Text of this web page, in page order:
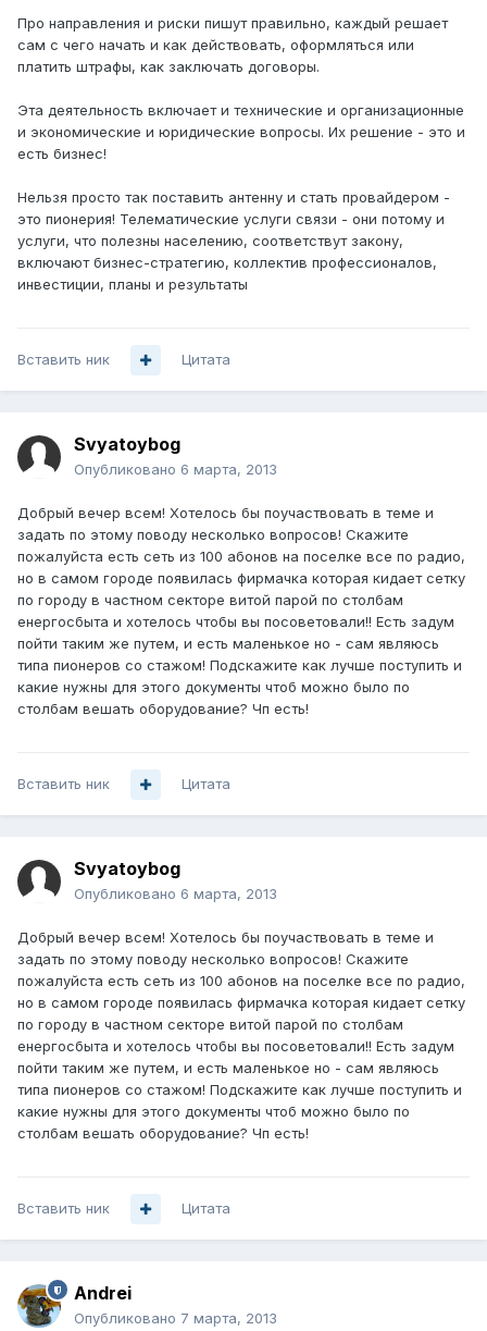
Про направления и риски пишут правильно, каждый решает
сам с чего начать и как действовать, оформляться или
платить штрафы, как заключать договоры.
Эта деятельность включает и технические и организационные
и экономические и юридические вопросы. Их решение - это и
есть бизнес!
Нельзя просто так поставить антенну и стать провайдером -
это пионерия! Телематические услуги связи - они потому и
услуги, что полезны населению, соответствут закону,
включают бизнес-стратегию, коллектив профессионалов,
инвестиции, планы и результаты
Вставить ник Цитата
Svyatoybog
Опубликовано 6 марта, 2013
Добрый вечер всем! Хотелось бы поучаствовать в теме и
задать по этому поводу несколько вопросов! Скажите
пожалуйста есть сеть из 100 абонов на поселке все по радио,
но в самом городе появилась фирмачка которая кидает сетку
по городу в частном секторе витой парой по столбам
енергосбыта и хотелось чтобы вы посоветовали!! Есть задум
пойти таким же путем, и есть маленькое но - сам являюсь
типа пионеров со стажом! Подскажите как лучше поступить и
какие нужны для этого документы чтоб можно было по
столбам вешать оборудование? Чп есть!
Вставить ник Цитата
Svyatoybog
Опубликовано 6 марта, 2013
Добрый вечер всем! Хотелось бы поучаствовать в теме и
задать по этому поводу несколько вопросов! Скажите
пожалуйста есть сеть из 100 абонов на поселке все по радио,
но в самом городе появилась фирмачка которая кидает сетку
по городу в частном секторе витой парой по столбам
енергосбыта и хотелось чтобы вы посоветовали!! Есть задум
пойти таким же путем, и есть маленькое но - сам являюсь
типа пионеров со стажом! Подскажите как лучше поступить и
какие нужны для этого документы чтоб можно было по
столбам вешать оборудование? Чп есть!
Вставить ник Цитата
Andrei
Опубликовано 7 марта, 2013